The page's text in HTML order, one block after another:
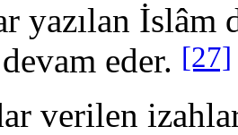
yazılan İslâm
eder. [27]
verilen